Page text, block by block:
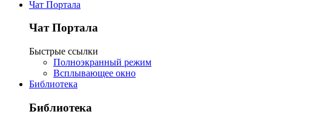
Чат Портала
Чат Портала
Быстрые ссылки
Полноэкранный режим
Всплывающее окно
Библиотека
Библиотека